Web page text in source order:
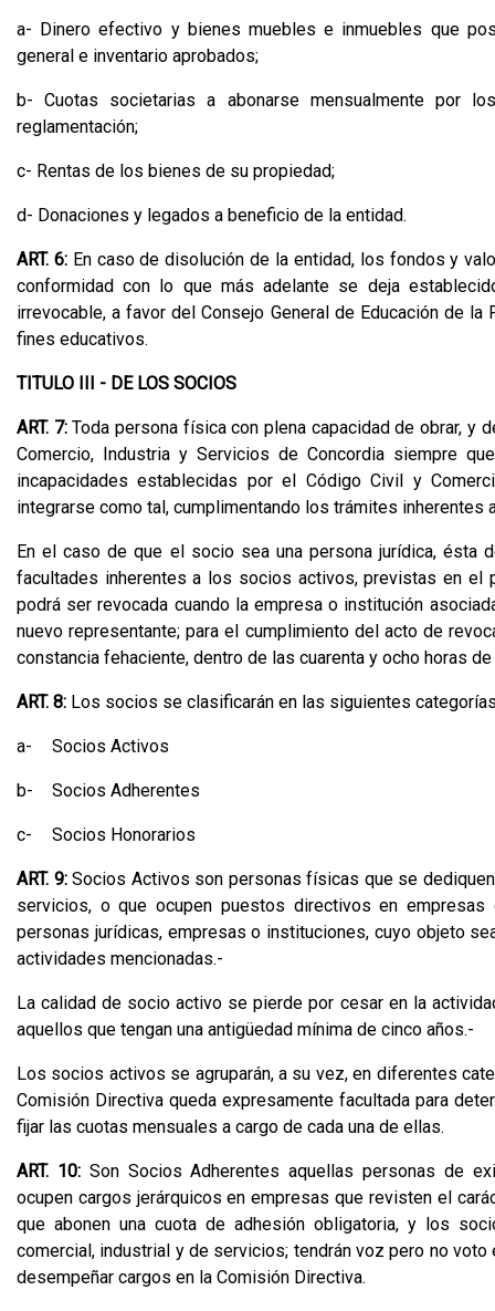
a- Dinero efectivo y bienes muebles e inmuebles que
general e inventario aprobados;
b- Cuotas societarias a abonarse mensualmente por
reglamentación;
c- Rentas de los bienes de su propiedad;
d- Donaciones y legados a beneficio de la entidad.
ART. 6:En caso de disolución de la entidad, los fondos y
conformidad con lo que más adelante se deja
irrevocable, a favor del Consejo General de Educación de
fines educativos.
TITULO III - DE LOS SOCIOS
ART. 7:Toda persona física con plena capacidad de obrar, y
Comercio, Industria y Servicios de Concordia siempre
incapacidades establecidas por el Código Civil y
integrarse como tal, cumplimentando los trámites inherentes
En el caso de que el socio sea una persona jurídica, ésta
facultades inherentes a los socios activos, previstas en el
podrá ser revocada cuando la empresa o institución
nuevo representante; para el cumplimiento del acto de
constancia fehaciente, dentro de las cuarenta y ocho horas
ART. 8: Los socios se clasificarán en las siguientes
a- Socios Activos
b- Socios Adherentes
c- Socios Honorarios
ART. 9:Socios Activos son personas físicas que se
servicios, o que ocupen puestos directivos en
personas jurídicas, empresas o instituciones, cuyo objeto
actividades mencionadas.-
La calidad de socio activo se pierde por cesar en la
aquellos que tengan una antigüedad mínima de cinco años.-
Los socios activos se agruparán, a su vez, en diferentes
Comisión Directiva queda expresamente facultada para
fijar las cuotas mensuales a cargo de cada una de ellas.
ART. 10:Son Socios Adherentes aquellas personas de
ocupen cargos jerárquicos en empresas que revisten el
que abonen una cuota de adhesión obligatoria, y los
comercial, industrial y de servicios; tendrán voz pero no
desempeñar cargos en la Comisión Directiva.